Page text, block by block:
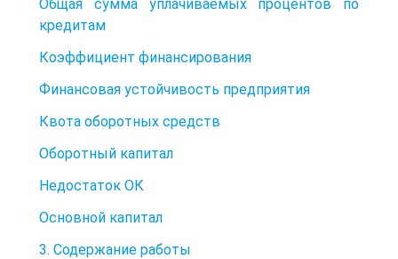
Общая сумма уплачиваемых процентов по
кредитам
Коэффициент финансирования
Финансовая устойчивость предприятия
Квота оборотных средств
Оборотный капитал
Недостаток ОК
Основной капитал
3. Содержание работы